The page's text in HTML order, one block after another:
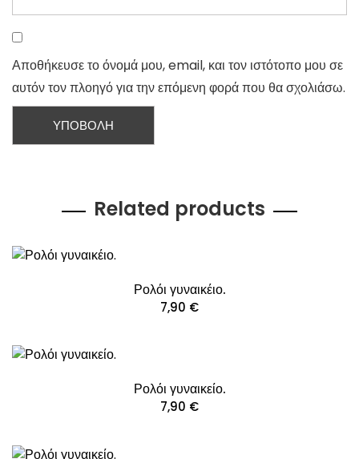
Αποθήκευσε το όνομά μου, email, και τον ιστότοπο μου σε
αυτόν τον πλοηγό για την επόμενη φορά που θα σχολιάσω.
Related products
Ρολόι γυναικέιο.
7,90 €
Ρολόι γυναικείο.
7,90 €